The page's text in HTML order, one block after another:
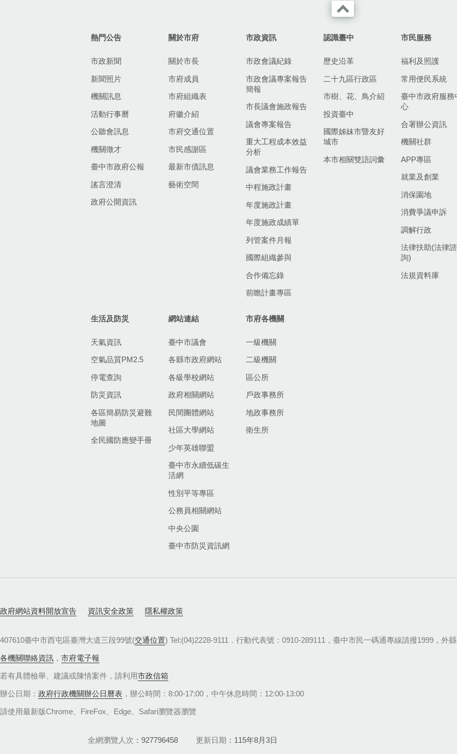
熱門公告
市政新聞
新聞照片
機關訊息
活動行事曆
公聽會訊息
機關徵才
臺中市政府公報
謠言澄清
政府公開資訊
關於市府
關於市長
市府成員
市府組織表
府徽介紹
市府交通位置
市民感謝區
最新市債訊息
藝術空間
市政資訊
市政會議紀錄
市政會議專案報告
簡報
市長議會施政報告
議會專案報告
重大工程成本效益
分析
議會業務工作報告
中程施政計畫
年度施政計畫
年度施政成績單
列管案件月報
國際組織參與
合作備忘錄
前瞻計畫專區
認識臺中
歷史沿革
二十九區行政區
市樹、花、鳥介紹
投資臺中
國際姊妹市暨友好
城市
本市相關雙語詞彙
市民服務
福利及照護
常用便民系統
臺中市政府服務
心
合署辦公資訊
機關社群
APP專區
就業及創業
消保園地
消費爭議申訴
調解行政
法律扶助(法律諮
詢)
法規資料庫
生活及防災
天氣資訊
空氣品質PM2.5
停電查詢
防災資訊
各區簡易防災避難
地圖
全民國防應變手冊
網站連結
臺中市議會
各縣市政府網站
各級學校網站
政府相關網站
民間團體網站
社區大學網站
少年英雄聯盟
臺中市永續低碳生
活網
性別平等專區
公務員相關網站
中央公園
臺中市防災資訊網
市府各機關
一級機關
二級機關
區公所
戶政事務所
地政事務所
衛生所
政府網站資料開放宣告 資訊安全政策 隱私權政策
407610臺中市西屯區臺灣大道三段99號(交通位置) Tel:(04)2228-9111．行動代表號：0910-289111，臺中市民一碼通專線請撥1999，外
各機關聯絡資訊 ， 市府電子報
若有具體檢舉、建議或陳情案件，請利用市政信箱
辦公日期： 政府行政機關辦公日曆表 ，辦公時間：8:00-17:00，中午休息時間：12:00-13:00
請使用最新版Chrome、FireFox、Edge、Safari瀏覽器瀏覽
全網瀏覽人次 927796458 更新日期 115年8月3日